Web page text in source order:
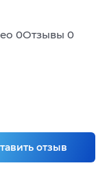
0Отзывы 0
отзыв